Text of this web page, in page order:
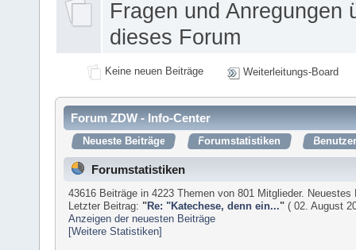
Fragen und Anregungen
dieses Forum
Keine neuen Beiträge Weiterleitungs-Board
Forum ZDW - Info-Center
Neueste Beiträge Forumstatistiken
Forumstatistiken
43616 Beiträge in 4223 Themen von 801 Mitglieder.
Letzter Beitrag: "Re: "Katechese, denn ein..." ( 02. August
Anzeigen der neuesten Beiträge
[Weitere Statistiken]